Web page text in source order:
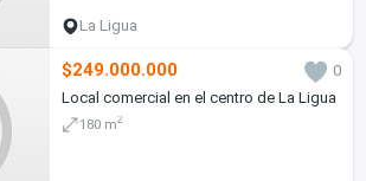
La Ligua
$249.000.000
0
Local comercial en el centro de La Ligua
180 m2